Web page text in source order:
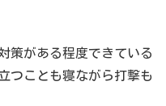
策がある程度できている
つことも寝ながら打撃も